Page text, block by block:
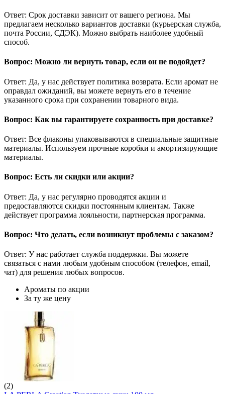
Ответ: Срок доставки зависит от вашего региона. Мы
предлагаем несколько вариантов доставки (курьерская служба,
почта России, СДЭК). Можно выбрать наиболее удобный
способ.
Вопрос: Можно ли вернуть товар, если он не подойдет?
Ответ: Да, у нас действует политика возврата. Если аромат не
оправдал ожиданий, вы можете вернуть его в течение
указанного срока при сохранении товарного вида.
Вопрос: Как вы гарантируете сохранность при доставке?
Ответ: Все флаконы упаковываются в специальные защитные
материалы. Используем прочные коробки и амортизирующие
материалы.
Вопрос: Есть ли скидки или акции?
Ответ: Да, у нас регулярно проводятся акции и
предоставляются скидки постоянным клиентам. Также
действует программа лояльности, партнерская программа.
Вопрос: Что делать, если возникнут проблемы с заказом?
Ответ: У нас работает служба поддержки. Вы можете
связаться с нами любым удобным способом (телефон, email,
чат) для решения любых вопросов.
Ароматы по акции
За ту же цену
(2)